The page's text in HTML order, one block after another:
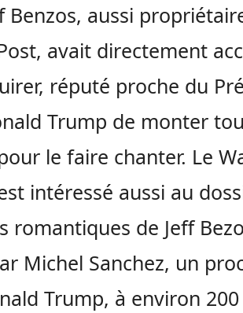
Benzos, aussi
avait directement
réputé proche du
Trump de monter
le faire chanter. Le
intéressé aussi au
romantiques de Jeff
Michel Sanchez, un
Trump, à environ